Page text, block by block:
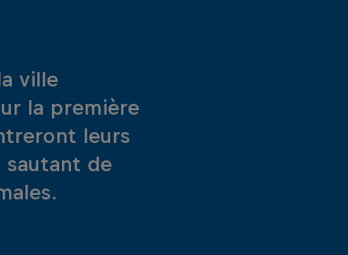
ville
la première
leurs
sautant de